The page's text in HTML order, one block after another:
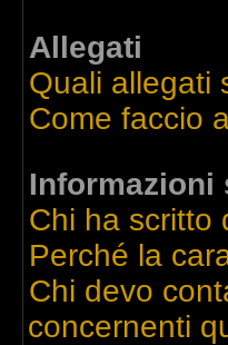
Allegati
Quali allegati
Come faccio
Informazioni
Chi ha scritto
Perché la
Chi devo
concernenti